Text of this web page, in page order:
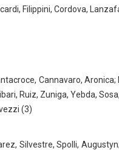
Filippini, Cordova,
Cannavaro,
Ruiz, Zuniga, Yebda,
(3)
Silvestre, Spolli,